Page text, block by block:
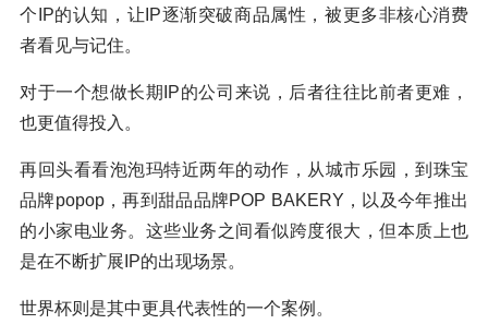
个IP的认知，让IP逐渐突破商品属性，被更多非核心消费
者看见与记住。
对于一个想做长期IP的公司来说，后者往往比前者更难，
也更值得投入。
再回头看看泡泡玛特近两年的动作，从城市乐园，到珠宝
品牌popop，再到甜品品牌POP BAKERY，以及今年推出
的小家电业务。这些业务之间看似跨度很大，但本质上也
是在不断扩展IP的出现场景。
世界杯则是其中更具代表性的一个案例。